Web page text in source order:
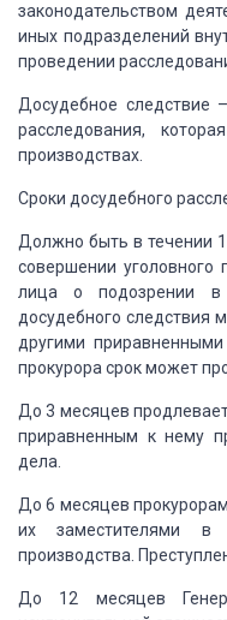
законодательством
иных подразделений
проведении
Досудебное следствие
расследования,
производствах.
Сроки досудебного
Должно быть в течении
совершении уголовного
лица о подозрении в
досудебного следствия
другими
прокурора срок может
До 3 месяцев
приравненным к нему
дела.
До 6 месяцев
их заместителями в
производства.
До 12 месяцев